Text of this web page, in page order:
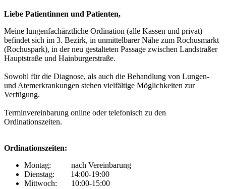
Liebe Patientinnen und Patienten,
Meine lungenfachärztliche Ordination (alle Kassen und privat)
befindet sich im 3. Bezirk, in unmittelbarer Nähe zum Rochusmarkt
(Rochuspark), in der neu gestalteten Passage zwischen Landstraßer
Hauptstraße und Hainburgerstraße.
Sowohl für die Diagnose, als auch die Behandlung von Lungen-
und Atemerkrankungen stehen vielfältige Möglichkeiten zur
Verfügung.
Terminvereinbarung online oder telefonisch zu den
Ordinationszeiten.
Ordinationszeiten:
Montag: nach Vereinbarung
Dienstag: 14:00-19:00
Mittwoch: 10:00-15:00